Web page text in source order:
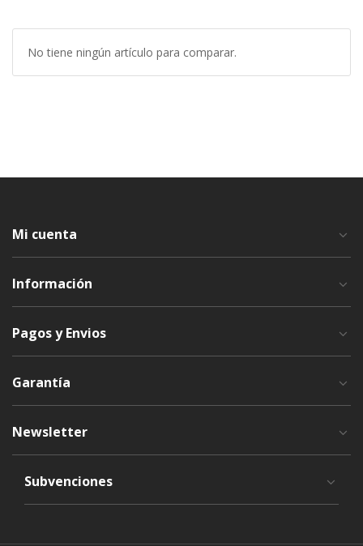
No tiene ningún artículo para comparar.
Mi cuenta
Información
Pagos y Envios
Garantía
Newsletter
Subvenciones